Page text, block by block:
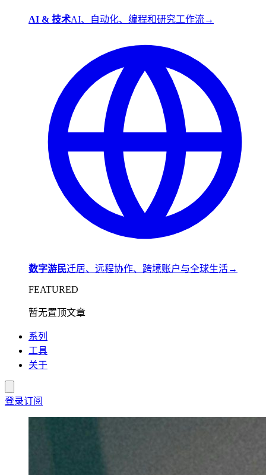
AI & 技术AI、自动化、编程和研究工作流→
数字游民迁居、远程协作、跨境账户与全球生活→
FEATURED
暂无置顶文章
系列
工具
关于
登录订阅